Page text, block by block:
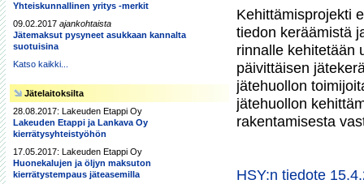
Yhteiskunnallinen yritys -merkit
09.02.2017 ajankohtaista
Jätemaksut pysyneet asukkaan kannalta
suotuisina
Katso kaikki...
Jätelaitoksilta
28.08.2017: Lakeuden Etappi Oy
Lakeuden Etappi ja Lankava Oy
kierrätysyhteistyöhön
17.05.2017: Lakeuden Etappi Oy
Huonekalujen ja öljyn maksuton
kierrätystempaus jäteasemilla
Kehittämisprojekti
tiedon keräämistä
rinnalle kehitetään
päivittäisen
jätehuollon
jätehuollon
rakentamisesta
HSY:n tiedote